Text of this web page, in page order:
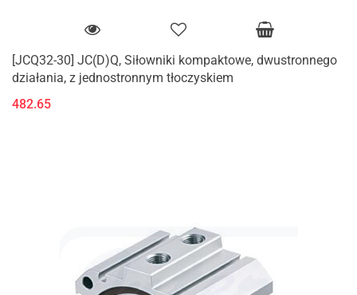
[JCQ32-30] JC(D)Q, Siłowniki kompaktowe, dwustronnego
działania, z jednostronnym tłoczyskiem
482.65